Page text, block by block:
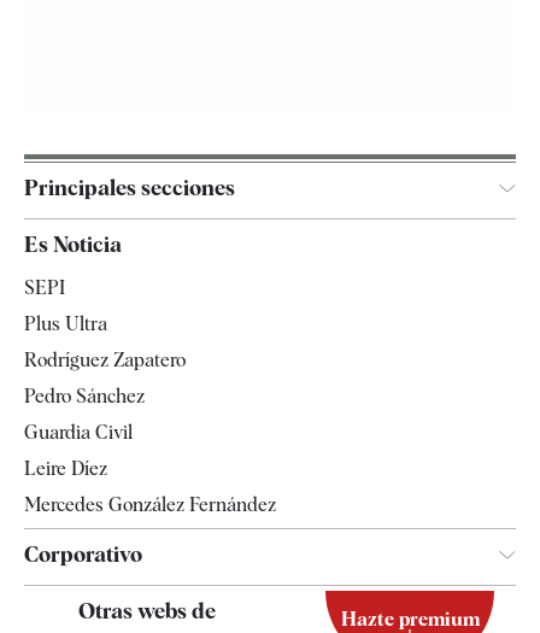
Principales secciones
España
Televisión
Es Noticia
SEPI
Plus Ultra
Rodríguez Zapatero
Pedro Sánchez
Guardia Civil
Leire Díez
Mercedes González Fernández
Corporativo
Contacto
Otras webs de Hazte premium